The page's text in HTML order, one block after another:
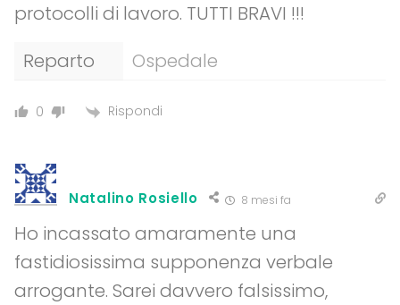
protocolli di lavoro. TUTTI BRAVI !!!
Reparto
Ospedale
0 Rispondi
Natalino Rosiello 8 mesi fa
Ho incassato amaramente una
fastidiosissima supponenza verbale
arrogante. Sarei davvero falsissimo,